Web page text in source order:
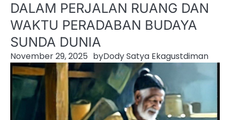
DALAM PERJALAN RUANG DAN
WAKTU PERADABAN BUDAYA
SUNDA DUNIA
November 29, 2025 byDody Satya Ekagustdiman